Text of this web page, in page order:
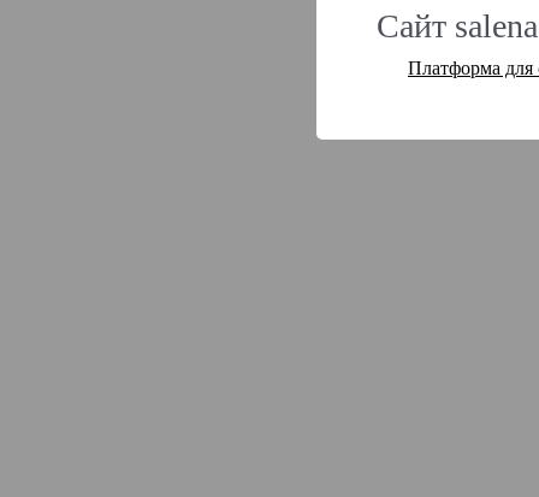
Сайт
Платформа для